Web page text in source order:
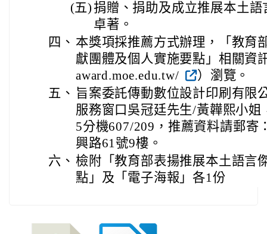
(五) 捐贈、捐助及成立推展本土
卓著。
四、 本獎項採推薦方式辦理，「教育
獻團體及個人實施要點」相關資
award.moe.edu.tw/
）瀏覽。
五、 旨案委託傳動數位設計印刷有限
服務窗口吳冠廷先生/黃韡熙小姐
5分機607/209，推薦資料請郵寄
興路61號9樓。
六、 檢附「教育部表揚推展本土語言
點」及「電子海報」各1份